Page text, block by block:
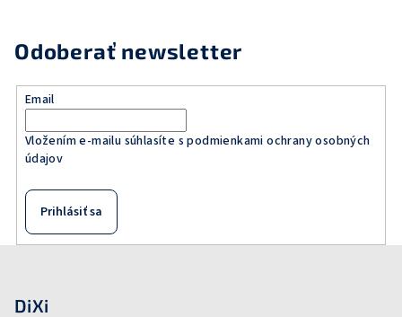
Odoberať newsletter
Email
Vložením e-mailu súhlasíte spodmienkami ochrany osobných
údajov
Prihlásiť sa
DiXi